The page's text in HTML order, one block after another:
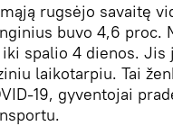
rugsėjo savaitę
buvo 4,6 proc.
spalio 4 dienos. Jis
laikotarpiu. Tai
19, gyventojai